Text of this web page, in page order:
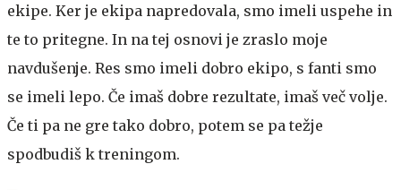
ekipe. Ker je ekipa napredovala, smo imeli uspehe in
te to pritegne. In na tej osnovi je zraslo moje
navdušenje. Res smo imeli dobro ekipo, s fanti smo
se imeli lepo. Če imaš dobre rezultate, imaš več volje.
Če ti pa ne gre tako dobro, potem se pa težje
spodbudiš k treningom.